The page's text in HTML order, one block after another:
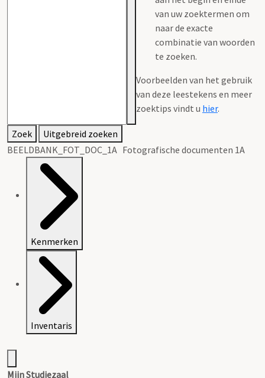
van uw zoektermen om
naar de exacte
combinatie van woorden
te zoeken.
Voorbeelden van het gebruik
van deze leestekens en meer
zoektips vindt u hier.
Zoek
Uitgebreid zoeken
BEELDBANK_FOT_DOC_1A Fotografische documenten 1A
Kenmerken
Inventaris
Mijn Studiezaal